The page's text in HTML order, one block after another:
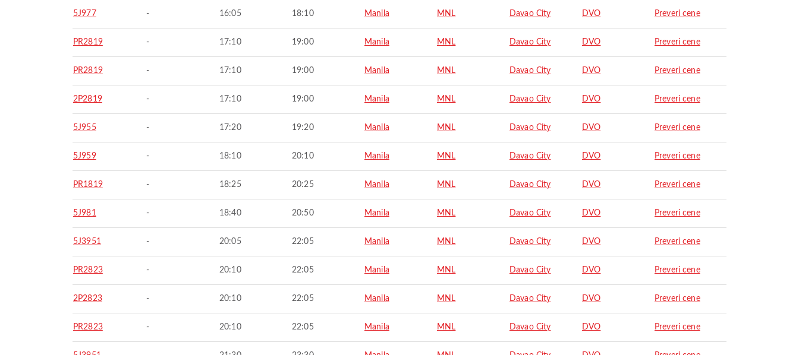
5J977 - 16:05 18:10 Manila MNL Davao City DVO Preveri cene
PR2819 - 17:10 19:00 Manila MNL Davao City DVO Preveri cene
PR2819 - 17:10 19:00 Manila MNL Davao City DVO Preveri cene
2P2819 - 17:10 19:00 Manila MNL Davao City DVO Preveri cene
5J955 - 17:20 19:20 Manila MNL Davao City DVO Preveri cene
5J959 - 18:10 20:10 Manila MNL Davao City DVO Preveri cene
PR1819 - 18:25 20:25 Manila MNL Davao City DVO Preveri cene
5J981 - 18:40 20:50 Manila MNL Davao City DVO Preveri cene
5J3951 - 20:05 22:05 Manila MNL Davao City DVO Preveri cene
PR2823 - 20:10 22:05 Manila MNL Davao City DVO Preveri cene
2P2823 - 20:10 22:05 Manila MNL Davao City DVO Preveri cene
PR2823 - 20:10 22:05 Manila MNL Davao City DVO Preveri cene